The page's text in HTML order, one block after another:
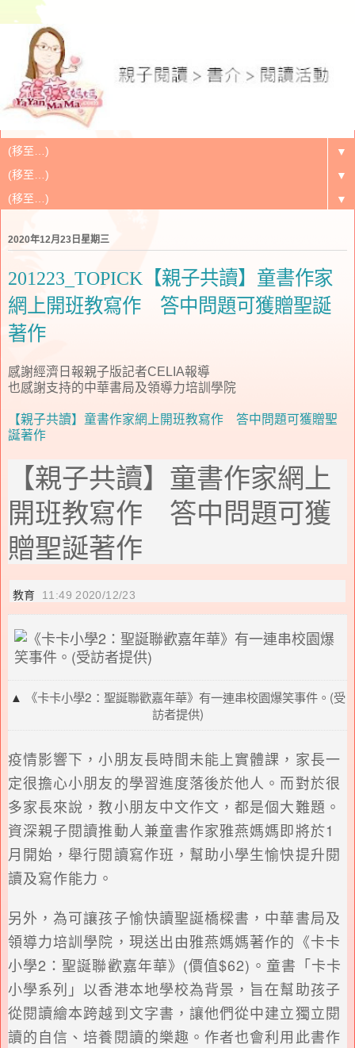
▼
▼
▼
2020年12月23日星期三
201223_TOPICK【親子共讀】童書作家
網上開班教寫作 答中問題可獲贈聖誕
著作
感謝經濟日報親子版記者CELIA報導
也感謝支持的中華書局及領導力培訓學院
【親子共讀】童書作家網上開班教寫作 答中問題可獲贈聖
誕著作
【親子共讀】童書作家網上
開班教寫作 答中問題可獲
贈聖誕著作
教育 11:49 2020/12/23
▲
《卡卡小學2：聖誕聯歡嘉年華》有一連串校園爆笑事件。(受
訪者提供)
疫情影響下，小朋友長時間未能上實體課，家長一
定很擔心小朋友的學習進度落後於他人。而對於很
多家長來說，教小朋友中文作文，都是個大難題。
資深親子閱讀推動人兼童書作家雅燕媽媽即將於1
月開始，舉行閱讀寫作班，幫助小學生愉快提升閱
讀及寫作能力。
另外，為可讓孩子愉快讀聖誕橋樑書，中華書局及
領導力培訓學院，現送出由雅燕媽媽著作的《卡卡
小學2：聖誕聯歡嘉年華》(價值$62)。童書「卡卡
小學系列」以香港本地學校為背景，旨在幫助孩子
從閱讀繪本跨越到文字書，讓他們從中建立獨立閱
讀的自信、培養閱讀的樂趣。作者也會利用此書作